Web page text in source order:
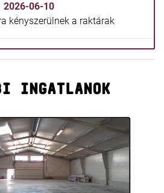
2026-06-10
kényszerülnek a raktárak
INGATLANOK